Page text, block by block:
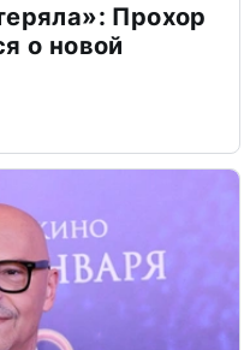
Прохор
о новой